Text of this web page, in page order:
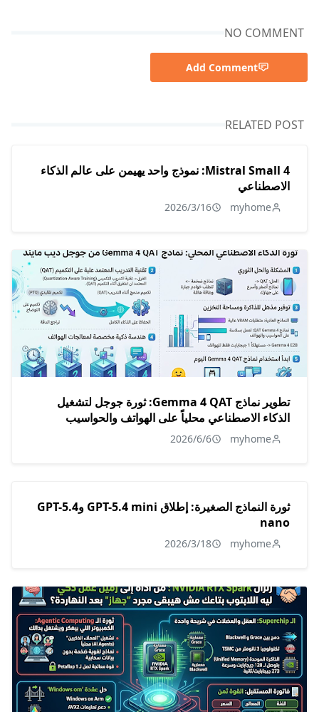
NO COMMENT
Add Comment
RELATED POST
Mistral Small 4: نموذج واحد يهيمن على عالم الذكاء
الاصطناعي
myhome
2026/3/16
تطوير نماذج Gemma 4 QAT: ثورة جوجل لتشغيل
الذكاء الاصطناعي محلياً على الهواتف والحواسيب
myhome
2026/6/6
ثورة النماذج الصغيرة: إطلاق GPT-5.4 mini وGPT-5.4
nano
myhome
2026/3/18